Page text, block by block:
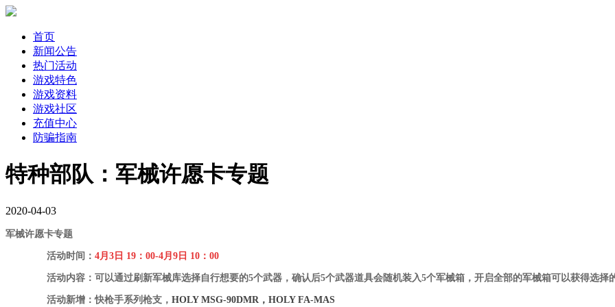
首页
新闻公告
热门活动
游戏特色
游戏资料
游戏社区
充值中心
防骗指南
特种部队：军械许愿卡专题
2020-04-03
军械许愿卡专题
活动时间： 4月3日 19：00-4月9日 1 0：00
活动内容： 可以通过刷新军械库选择自行想要的5个武器，确认后5个武器道具会随机装入5个军械箱，开启全部的军械箱可以获得选择
活动新增：快枪手系列枪支， HOLY MSG-90DMR， HOLY FA-MAS